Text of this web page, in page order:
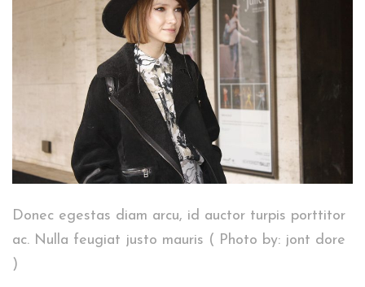
Donec egestas diam arcu, id auctor turpis porttitor
ac. Nulla feugiat justo mauris ( Photo by: jont dore
)